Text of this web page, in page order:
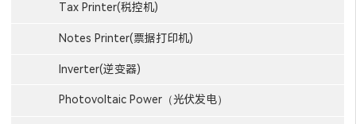
Tax Printer(税控机)
Notes Printer(票据打印机)
Inverter(逆变器)
Photovoltaic Power（光伏发电）